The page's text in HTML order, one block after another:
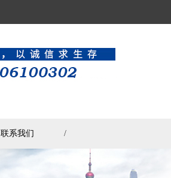
联系我们 /